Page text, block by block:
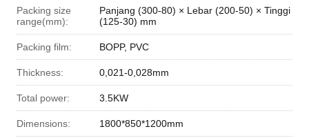
Packing size
range(mm):
Panjang (300-80) × Lebar (200-50) × Tinggi
(125-30) mm
Packing film: BOPP, PVC
Thickness: 0,021-0,028mm
Total power: 3.5KW
Dimensions: 1800*850*1200mm